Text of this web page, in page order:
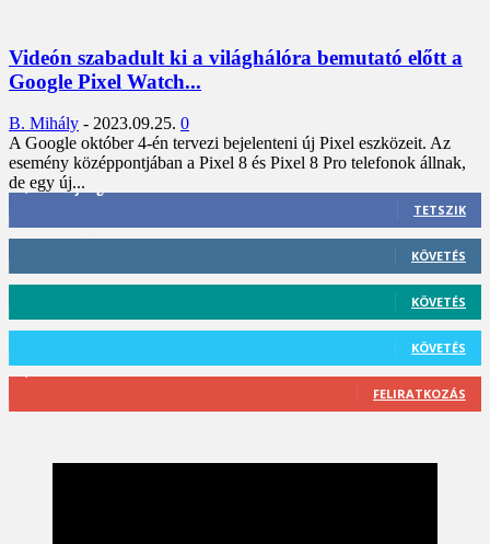
Videón szabadult ki a világhálóra bemutató előtt a
Google Pixel Watch...
B. Mihály - 2023.09.25. 0
A Google október 4-én tervezi bejelenteni új Pixel eszközeit. Az
esemény középpontjában a Pixel 8 és Pixel 8 Pro telefonok állnak,
de egy új...
3,452
Rajongók
TETSZIK
KÖVETÉS
KÖVETÉS
KÖVETÉS
FELIRATKOZÁS